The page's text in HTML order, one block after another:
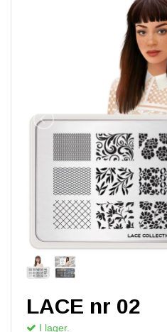
LACE nr 02
I lager.